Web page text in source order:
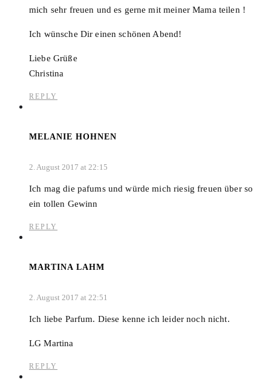
mich sehr freuen und es gerne mit meiner Mama teilen !
Ich wünsche Dir einen schönen Abend!
Liebe Grüße
Christina
REPLY
MELANIE HOHNEN
2. August 2017 at 22:15
Ich mag die pafums und würde mich riesig freuen über so
ein tollen Gewinn
REPLY
MARTINA LAHM
2. August 2017 at 22:51
Ich liebe Parfum. Diese kenne ich leider noch nicht.
LG Martina
REPLY